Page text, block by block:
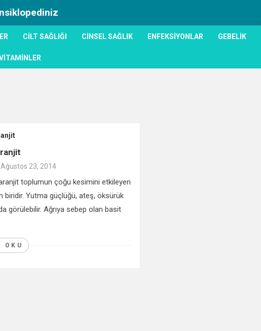
CILT SAĞLIĞI CINSEL SAĞLIK ENFEKSIYONLAR GEBELIK
Ağustos 23, 2014
toplumun çoğu kesimini etkileyen
biridir. Yutma güçlüğü, ateş, öksürük
görülebilir. Ağrıya sebep olan basit
OKU